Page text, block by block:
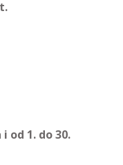
od 1. do 30.